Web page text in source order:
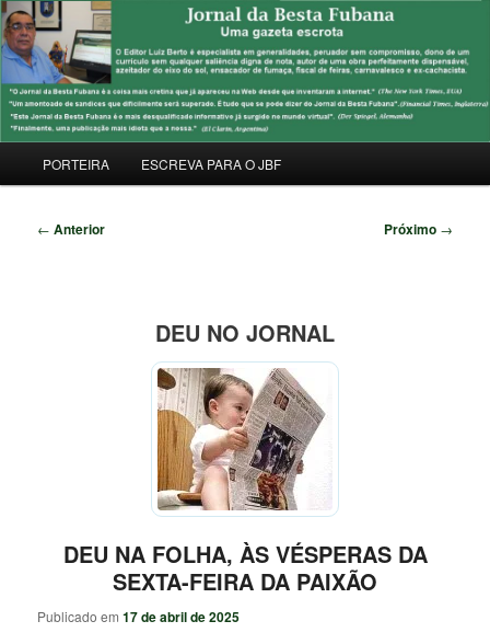
Pular
para
o
conteúdo
principalJORNAL DA BESTA FUBANA
Uma Gazeta Escrota
principal
PORTEIRA ESCREVA PARA O JBF
Navegação
← Anterior Próximo →
DEU NO JORNAL
DEU NA FOLHA, ÀS VÉSPERAS DA
SEXTA-FEIRA DA PAIXÃO
Publicado em17 de abril de 2025